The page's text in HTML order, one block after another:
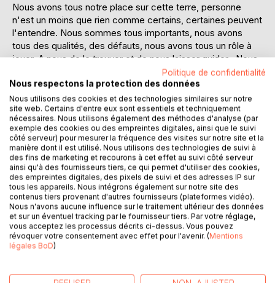
Nous avons tous notre place sur cette terre, personne
n'est un moins que rien comme certains, certaines peuvent
l'entendre. Nous sommes tous importants, nous avons
tous des qualités, des défauts, nous avons tous un rôle à
jouer. A nous de le trouver et de nous laisser guider . Nous
pouvons tous être meilleurs qu'un autre... Alors je te dis
ceci : "Tu es important dans ce monde, oui ta présence est
importante, n'en doute pas une seule seconde même si il y
a des expériences sur ton chemin de vie qui te laisseront
penser le contraire. Tu as des graines à semer pour fleurir
ce monde avec ta propre personnalité. Arrose-les chaque
jour de bonté, de bonnes intentions, nourris-les d'amour à
n'en plus finir, la prospérité viendra à toi.
La souffrance fait partie de la joie...Sauf que nous avons le
choix, oui aussi dur soit-il de le dire, nous avons le choix de
laisser cette souffrance nous envahir ou de la transformer
en quelque chose de super puissant, en quelque chose de
positif pour nous et pour les autres. Mais encore faut-il
l'accepter, avoir les codes, trouver ses propres codes
pour se transformer car il est DIFFICILE mais pas
Politique de confidentialité
Nous respectons la protection des données
Nous utilisons des cookies et des technologies similaires sur notre
site web. Certains d'entre eux sont essentiels et techniquement
nécessaires. Nous utilisons également des méthodes d'analyse (par
exemple des cookies ou des empreintes digitales, ainsi que le suivi
côté serveur) pour mesurer la fréquence des visites sur notre site et la
manière dont il est utilisé. Nous utilisons des technologies de suivi à
des fins de marketing et recourons à cet effet au suivi côté serveur
ainsi qu'à des fournisseurs tiers, ce qui permet d'utiliser des cookies,
des empreintes digitales, des pixels de suivi et des adresses IP sur
tous les appareils. Nous intégrons également sur notre site des
contenus tiers provenant d'autres fournisseurs (plateformes vidéo).
Nous n'avons aucune influence sur le traitement ultérieur des données
et sur un éventuel tracking par le fournisseur tiers. Par votre réglage,
vous acceptez les processus décrits ci-dessus. Vous pouvez
révoquer votre consentement avec effet pour l'avenir. (Mentions
légales BoD)